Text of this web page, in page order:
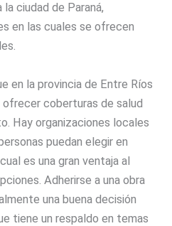
ciudad de Paraná,
en las cuales se ofrecen
en la provincia de Entre Ríos
ofrecer coberturas de salud
Hay organizaciones locales
puedan elegir en
es una gran ventaja al
Adherirse a una obra
una buena decisión
tiene un respaldo en temas